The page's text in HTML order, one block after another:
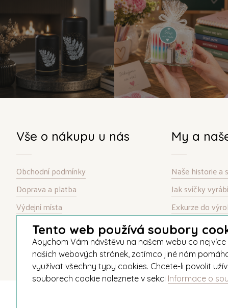
Vše o nákupu u nás
Obchodní podmínky
Doprava a platba
Výdejní místa
Garance spokojenosti
Informace o souborech cookie
My a
Naše historie a
Jak svíčky
Exkurze do
Kontakt
Tento web používá soubory
Abychom Vám návštěvu na našem webu co
našich webových stránek, zatímco jiné nám
využívat všechny typy cookies. Chcete-li povolit
souborech cookie naleznete v sekci Informace o